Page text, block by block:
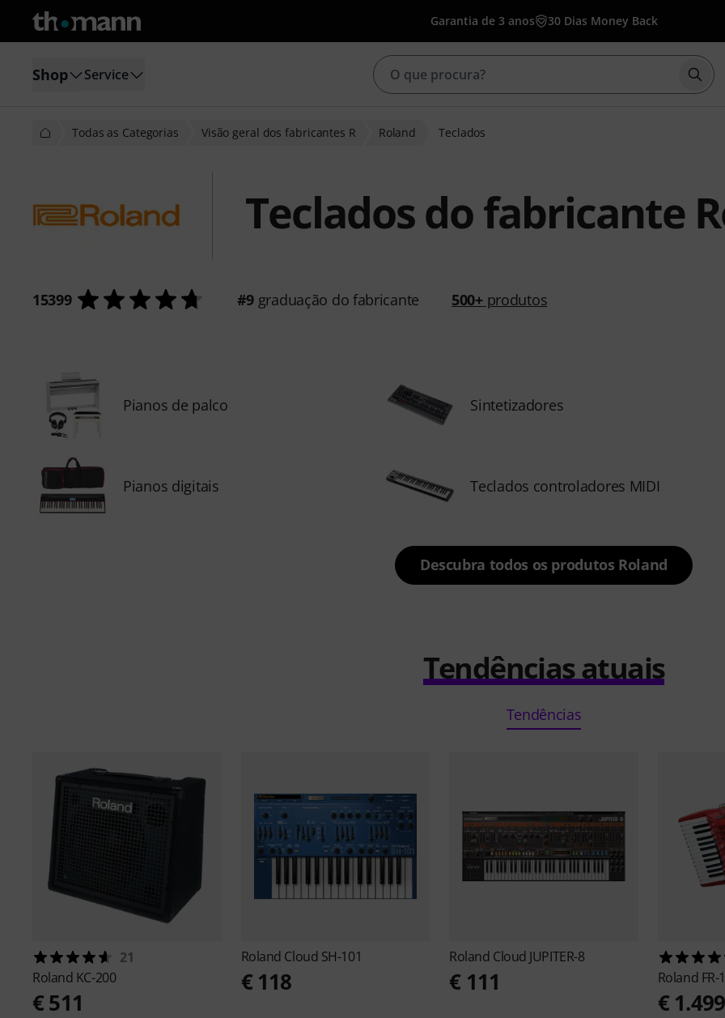
Garantia de 3 anos 30 Dias Money Back
Shop Service
Todas as Categorias Visão geral dos fabricantes R Roland Teclados
Teclados do fabricante
15399 #9graduação do fabricante 500+produtos
Pianos de palco Sintetizadores
Pianos digitais Teclados controladores MIDI
Descubra todos os produtos Roland
Tendências atuais
Tendências
21
Roland KC-200
€ 511
Roland Cloud SH-101
€ 118
Roland Cloud JUPITER-8
€ 111
Roland FR-
€ 1.499